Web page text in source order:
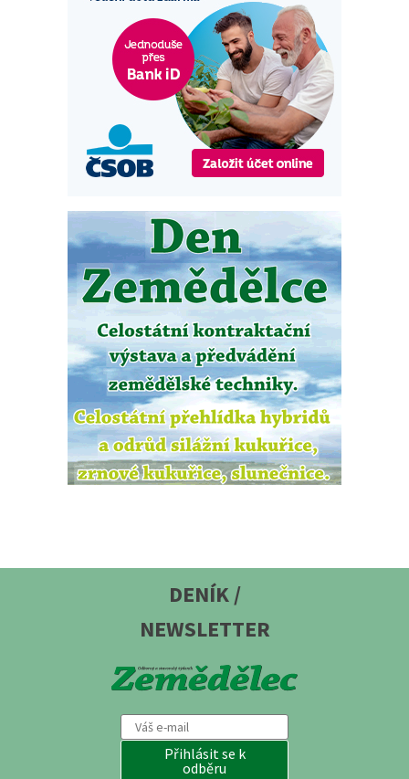
DENÍK /
NEWSLETTER
Přihlásit se k
odběru